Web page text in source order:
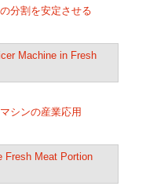
分割を安定させる
シンの産業応用